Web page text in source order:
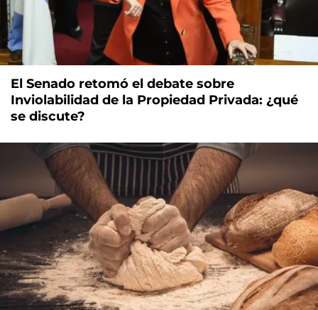
El Senado retomó el debate sobre
Inviolabilidad de la Propiedad Privada: ¿qué
se discute?